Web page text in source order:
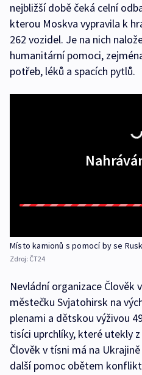
nejbližší době čeká celní
kterou Moskva vypravila k
262 vozidel. Je na nich
humanitární pomoci,
potřeb, léků a spacích pytlů.
Místo kamionů s pomocí by se
Zdroj: ČT24
Nevládní organizace Člověk
městečku Svjatohirsk na
plenami a dětskou výživou
tisíci uprchlíky, které utekly
Člověk v tísni má na
další pomoc obětem